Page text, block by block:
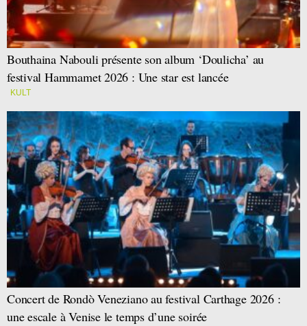
Bouthaina Nabouli présente son album ‘Doulicha’ au
festival Hammamet 2026 : Une star est lancée
KULT
Concert de Rondò Veneziano au festival Carthage 2026 :
une escale à Venise le temps d’une soirée